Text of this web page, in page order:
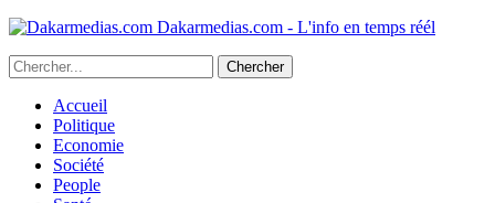
Dakarmedias.com - L'info en temps réél
Accueil
Politique
Economie
Société
People